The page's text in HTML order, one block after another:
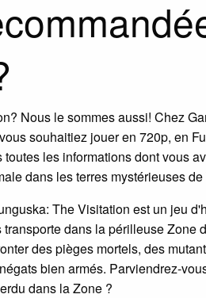
Nous le sommes aussi! Chez
souhaitiez jouer en 720p, en
les informations dont vous
dans les terres mystérieuses de
The Visitation est un jeu
dans la périlleuse Zone
des pièges mortels, des
bien armés. Parviendrez-
dans la Zone ?